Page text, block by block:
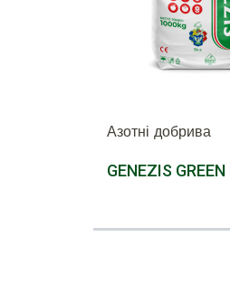
Азотні добрива
GENEZIS